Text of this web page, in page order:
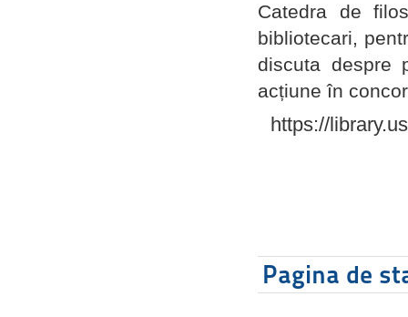
Catedra de
bibliotecari,
discuta despre
acțiune în
https://
Pagina de